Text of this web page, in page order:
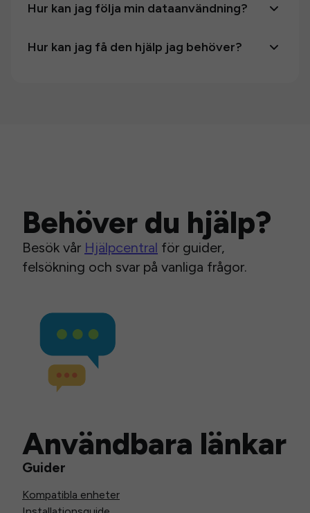
Hur kan jag följa min dataanvändning?
Hur kan jag få den hjälp jag behöver?
Behöver du hjälp?
Besök vår Hjälpcentral för guider,
felsökning och svar på vanliga frågor.
Användbara länkar
Guider
Kompatibla enheter